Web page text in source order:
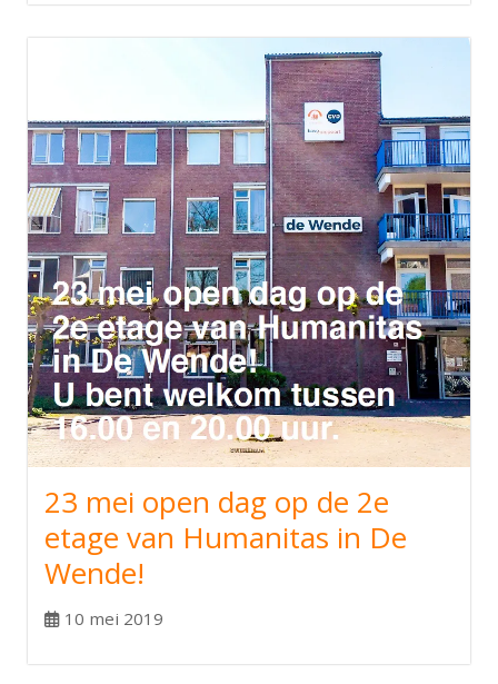
23 mei open dag op de 2e
etage van Humanitas in De
Wende!
10 mei 2019